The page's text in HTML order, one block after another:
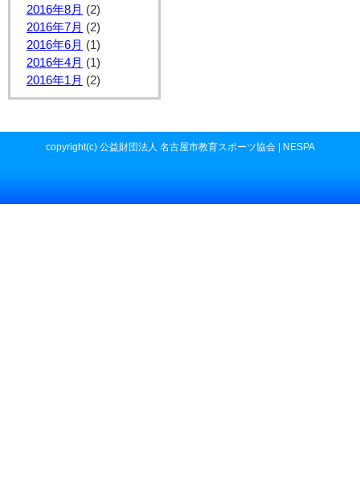
2016年8月 (2)
2016年7月 (2)
2016年6月 (1)
2016年4月 (1)
2016年1月 (2)
copyright(c) 公益財団法人 名古屋市教育スポーツ協会 | NESPA